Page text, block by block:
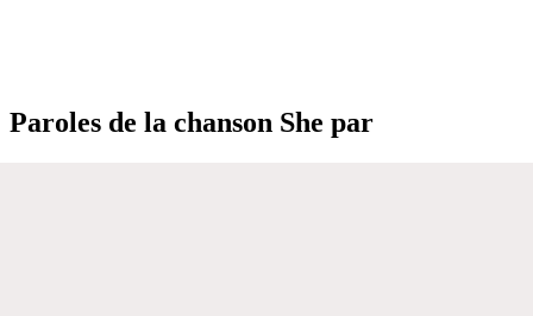
Paroles de la chanson She par